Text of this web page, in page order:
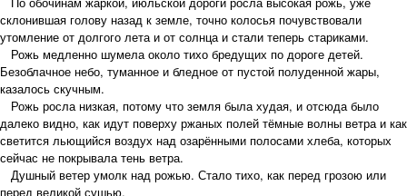
склонившая голову назад к земле, точно колосья почувствовали
утомление от долгого лета и от солнца и стали теперь стариками.
Рожь медленно шумела около тихо бредущих по дороге детей.
Безоблачное небо, туманное и бледное от пустой полуденной жары,
казалось скучным.
Рожь росла низкая, потому что земля была худая, и отсюда было
далеко видно, как идут поверху ржаных полей тёмные волны ветра и как
светится льющийся воздух над озарёнными полосами хлеба, которых
сейчас не покрывала тень ветра.
Душный ветер умолк над рожью. Стало тихо, как перед грозою или
перед великой сушью.